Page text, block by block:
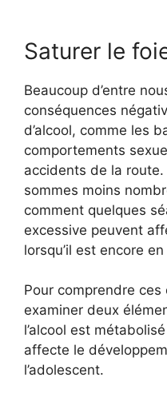
Saturer le
Beaucoup d’entre
conséquences
d’alcool, comme les
comportements
accidents de la
sommes moins
comment quelques
excessive peuvent
lorsqu’il est encore
Pour comprendre
examiner deux
l’alcool est
affecte le
l’adolescent.